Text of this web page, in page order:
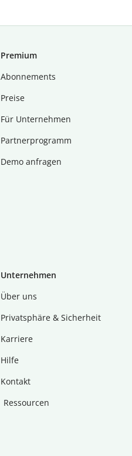
Premium
Abon­ne­ments
Preise
Für Unternehmen
Partnerprogramm
Demo anfragen
Unternehmen
Über uns
Privatsphäre & Sicherheit
Karriere
Hilfe
Kontakt
Ressourcen